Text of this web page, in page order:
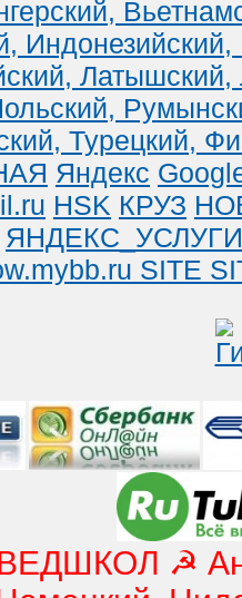
Индонезийский,
Латышский,
Турецкий,
Яндекс
HSK КРУЗ
ЯНДЕКС_УСЛУГИ
SITE
☭